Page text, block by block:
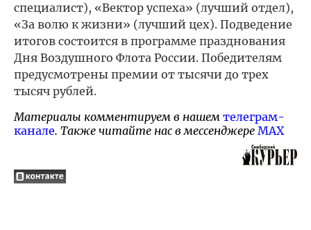
специалист), «Вектор успеха» (лучший отдел),
«За волю к жизни» (лучший цех). Подведение
итогов состоится в программе празднования
Дня Воздушного Флота России. Победителям
предусмотрены премии от тысячи до трех
тысяч рублей.
Материалы комментируем в нашем телеграм-
канале. Также читайте нас в мессенджере MAX